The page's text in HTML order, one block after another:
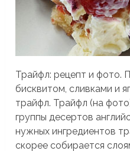
Трайфл: рецепт и фото.
бисквитом, сливками и
трайфл. Трайфл (на
группы десертов
нужных ингредиентов
скорее собирается